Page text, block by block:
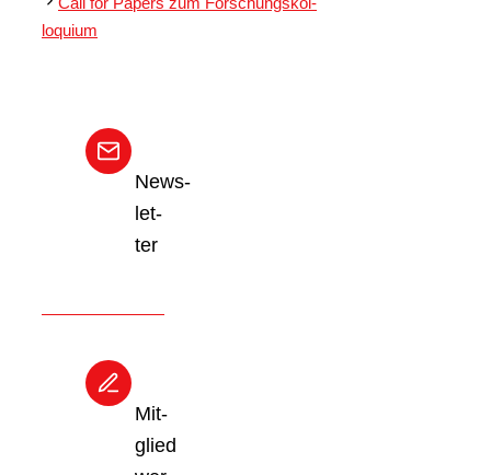
lo­quium
News­
let­
ter
Mit­
glied